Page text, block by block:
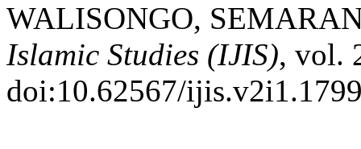
WALISONGO,
Islamic Studies (IJIS), vol.
doi:10.62567/